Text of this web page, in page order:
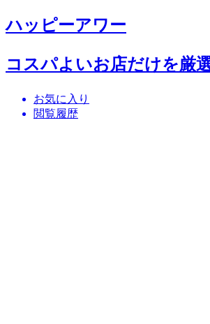
ハッピーアワー
コスパよいお店だけを厳
お気に入り
閲覧履歴